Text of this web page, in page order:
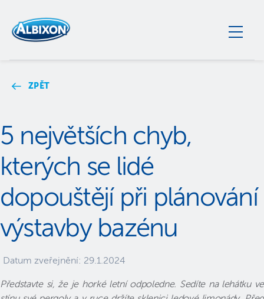
ZPĚT
5 největších chyb,
kterých se lidé
dopouštějí při plánování
výstavby bazénu
Datum zveřejnění: 29.1.2024
Představte si, že je horké letní odpoledne. Sedíte na lehátku ve